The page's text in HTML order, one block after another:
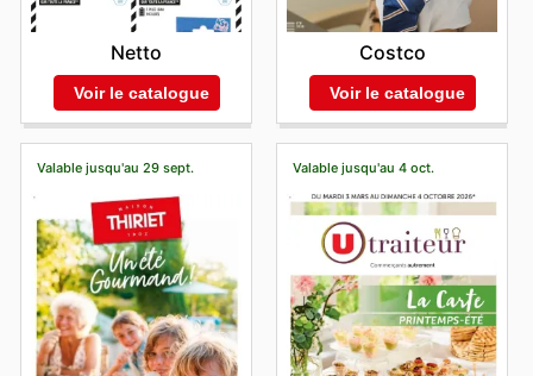
Netto
Voir le catalogue
Costco
Voir le catalogue
Valable jusqu'au 29 sept. Valable jusqu'au 4 oct.